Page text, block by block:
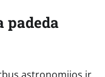
padeda